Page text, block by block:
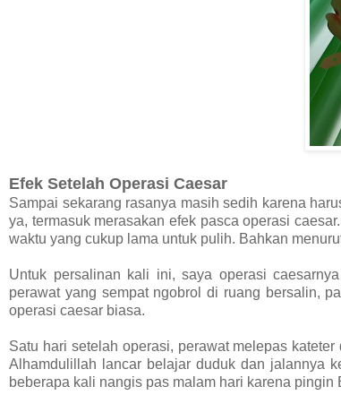
Efek Setelah Operasi Caesar
Sampai sekarang rasanya masih sedih karena
ya, termasuk merasakan efek pasca operasi
waktu yang cukup lama untuk pulih. Bahkan
Untuk persalinan kali ini, saya operasi
perawat yang sempat ngobrol di ruang bersalin,
operasi caesar biasa.
Satu hari setelah operasi, perawat melepas
Alhamdulillah lancar belajar duduk dan jalannya
beberapa kali nangis pas malam hari karena pingin